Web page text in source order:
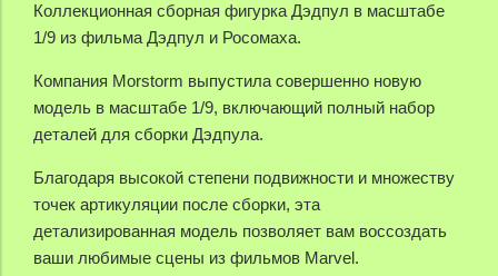
Коллекционная сборная фигурка Дэдпул в масштабе
1/9 из фильма Дэдпул и Росомаха.
Компания Morstorm выпустила совершенно новую
модель в масштабе 1/9, включающий полный набор
деталей для сборки Дэдпула.
Благодаря высокой степени подвижности и множеству
точек артикуляции после сборки, эта
детализированная модель позволяет вам воссоздать
ваши любимые сцены из фильмов Marvel.